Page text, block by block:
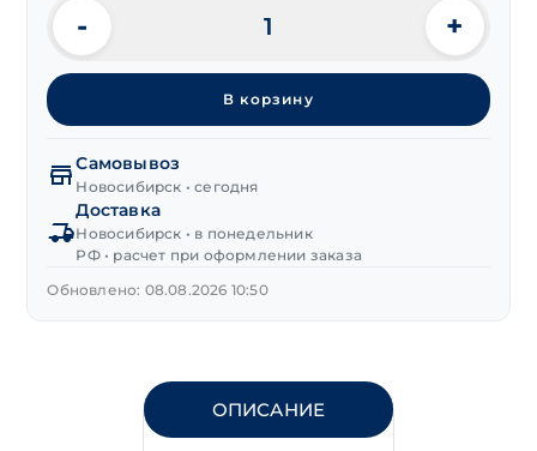
Количество
товара
Шуруп
универсальный
цинк
3,5х16 мм
- +
В корзину
Самовывоз
Новосибирск • сегодня
Доставка
Новосибирск • в понедельник
РФ • расчет при оформлении заказа
Обновлено: 08.08.2026 10:50
ОПИСАНИЕ